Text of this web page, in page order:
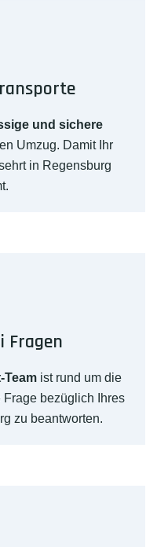
und sichere
Umzug. Damit Ihr
in Regensburg
Fragen
ist rund um die
Frage bezüglich Ihres
zu beantworten.